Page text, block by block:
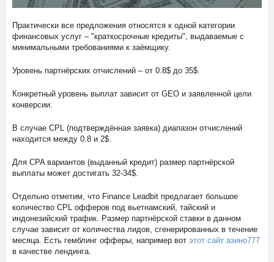
Практически все предложения относятся к одной категории
финансовых услуг – "краткосрочные кредиты", выдаваемые с
минимальными требованиями к заёмщику.
Уровень партнёрских отчислений – от 0.8$ до 35$.
Конкретный уровень выплат зависит от GEO и заявленной цели
конверсии.
В случае CPL (подтверждённая заявка) диапазон отчислений
находится между 0.8 и 2$.
Для CPA вариантов (выданный кредит) размер партнёрской
выплаты может достигать 32-34$.
Отдельно отметим, что Finance Leadbit предлагает большое
количество CPL офферов под вьетнамский, тайский и
индонезийский трафик. Размер партнёрской ставки в данном
случае зависит от количества лидов, сгенерированных в течение
месяца. Есть гемблинг офферы, например вот этот сайт азино777
в качестве лендинга.